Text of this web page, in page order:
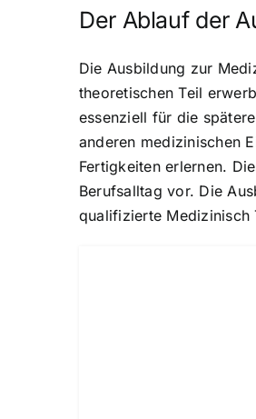
Der Ablauf der
Die Ausbildung zur
theoretischen Teil
essenziell für die
anderen medizinischen
Fertigkeiten erlernen.
Berufsalltag vor. Die
qualifizierte Medizinisch